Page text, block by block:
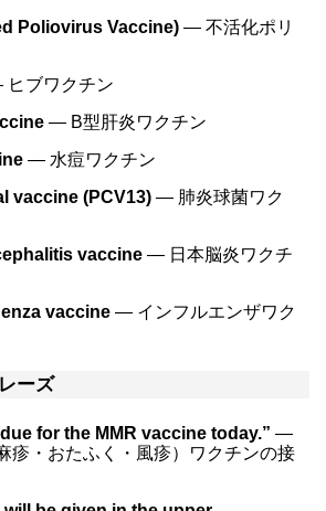
Poliovirus Vaccine) ― 不活化ポリ
ブワクチン
― B型肝炎ワクチン
― 水痘ワクチン
vaccine (PCV13) ― 肺炎球菌ワク
vaccine ― 日本脳炎ワクチ
vaccine ― インフルエンザワク
ーズ
for the MMR vaccine today.” ―
疹・おたふく・風疹）ワクチンの接